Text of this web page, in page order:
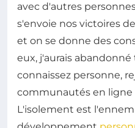
avec d'autres
s'envoie nos victoires
et on se donne des
eux, j'aurais abandonné
connaissez personne,
communautés en ligne
L'isolement est